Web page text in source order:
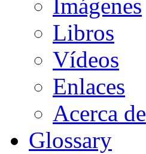
Imágenes
Libros
Vídeos
Enlaces
Acerca de
Glossary